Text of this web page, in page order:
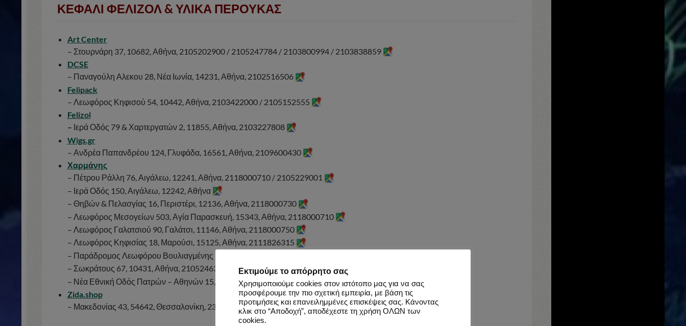
ΚΕΦΑΛΙ ΦΕΛΙΖΟΛ & ΥΛΙΚΑ ΠΕΡΟΥΚΑΣ
Art Center
– Στουρνάρη 37, 10682, Αθήνα, 2105202900 / 2105247784 / 2103800994 / 2103838859
DCSE
– Παναγούλη Αλεκου 28, Νέα Ιωνία, 14231, Αθήνα, 2102516506
Felipack
– Λεωφόρος Κηφισού 54, 10442, Αθήνα, 2103422000 / 2105152555
Felizol
– Ιερά Οδός 79 & Χαρτεργατών 2, 11855, Αθήνα, 2103227808
Wigs.gr
– Ανδρέα Παπανδρέου 124, Γλυφάδα, 16561, Αθήνα, 2109600430
Χαρμάνης
– Πέτρου Ράλλη 76, Αιγάλεω, 12241, Αθήνα, 2118000710 / 2105229001
– Ιερά Οδός 150, Αιγάλεω, 12242, Αθήνα
– Θηβών & Πελασγίας 16, Περιστέρι, 12136, Αθήνα, 2118000730
– Λεωφόρος Μεσογείων 503, Αγία Παρασκευή, 15343, Αθήνα, 2118000710
– Λεωφόρος Γαλατσιού 90, Γαλάτσι, 11146, Αθήνα, 2118000750
– Λεωφόρος Κηφισίας 18, Μαρούσι, 15125, Αθήνα, 2111826315
– Παράδρομος Λεωφόρου Βουλιαγμένης 514, Άλιμος, 17456, Αθήνα
– Σωκράτους 67, 10431, Αθήνα, 2105246363
– Νέα Εθνική Οδός Πατρών – Αθηνών 15, 26441, Πάτρα, 2610420506
Zida.shop
– Μακεδονίας 43, 54642, Θεσσαλονίκη, 2310839173 / 2310888832
Εκτιμούμε το απόρρητο σας
Χρησιμοποιούμε cookies στον ιστότοπο μας για να σας
προσφέρουμε την πιο σχετική εμπειρία, με βάση τις
προτιμήσεις και επανειλημμένες επισκέψεις σας. Κάνοντας
κλικ στο “Αποδοχή”, αποδέχεστε τη χρήση ΟΛΩΝ των
cookies.